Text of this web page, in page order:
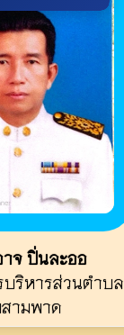
าจ ปิ่นละออ
บริหารส่วนตำบล
ามพาด